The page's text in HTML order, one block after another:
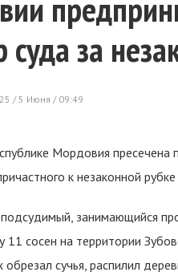
суда за
/ 5 Июня / 09:49
Мордовия пресечена
к незаконной
занимающийся
11 сосен на территории
сучья, распилил